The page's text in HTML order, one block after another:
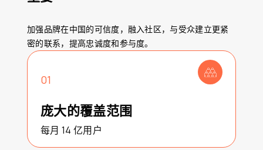
加强品牌在中国的可信度，融入社区，与受众建立更紧
密的联系，提高忠诚度和参与度。
01
庞大的覆盖范围
每月 14 亿用户